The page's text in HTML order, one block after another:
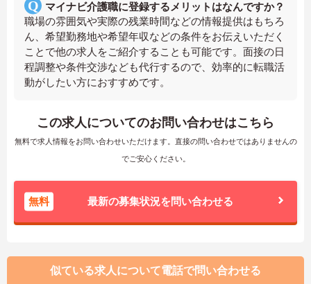
マイナビ介護職に登録するメリットはなんですか？
職場の雰囲気や実際の残業時間などの情報提供はもちろ
ん、希望勤務地や希望年収などの条件をお伝えいただく
ことで他の求人をご紹介することも可能です。面接の日
程調整や条件交渉なども代行するので、効率的に転職活
動がしたい方におすすめです。
この求人についてのお問い合わせはこちら
無料で求人情報をお問い合わせいただけます。直接の問い合わせではありませんの
でご安心ください。
無料 最新の募集状況を問い合わせる
似ている求人について電話で問い合わせる